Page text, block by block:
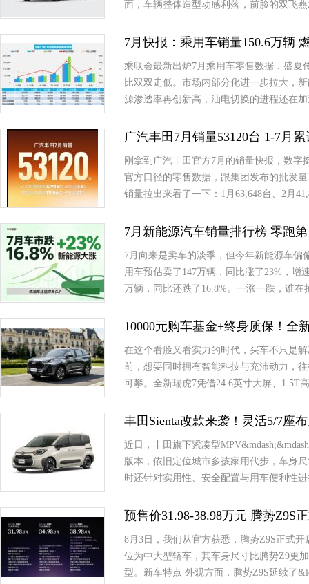
面，车辆整体造型动感利落，前脸的双飞
7月快报：乘用车销量150.6万辆
乘联会最新出炉7月乘用车零售数据，盛夏
比双双走低。市场内部分化进一步拉大，
源渗透率再创新高，油电切换的进程还在
广汽丰田7月销量53120台 1-7月
刚拿到广汽丰田官方7月的销量快报，数字
官方口径的零售数据，跟集团发布的批发
销量拉出来看了一下：1月63,648台、2月
7月新能源汽车销量排行榜 零跑
7月向来是卖车的淡季，但今年新能源车
用车预估卖了147万辆，同比涨了23%，增
万辆，同比还跌了16.8%。一涨一跌，谁
10000元购车基金+终身质保！全
在这个看脸又看实力的时代，买车不只是
前，想要同时拥有智能科技与充沛动力，
可攀。全新瑞虎7凭借24.6英寸大屏、1.5T
丰田Sienta改款来袭！灵活5/7座
近日，丰田旗下紧凑型
版本，依旧定位城市多孩家用代步，车身
时还针对实用性、安全配置与用车便利性
预售价31.98-38.98万元 腾势Z9S
8月3日，我们从官方获悉，腾势Z9S正式
位为中大型轿车，其车身尺寸比腾势Z9更
型。新车特点 外观方面，腾势Z9S延续了